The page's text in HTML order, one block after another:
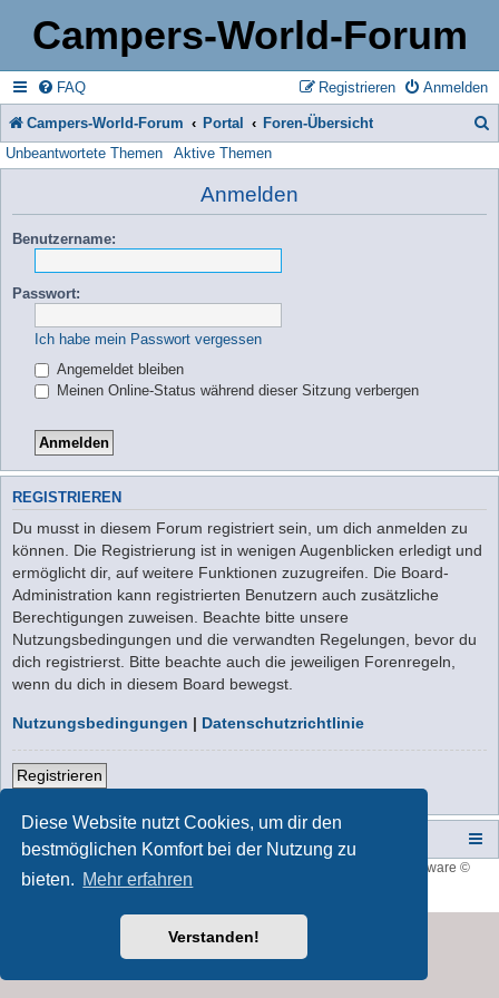
Diese Website nutzt Cookies, um dir den
bestmöglichen Komfort bei der Nutzung zu
bieten. Mehr erfahren
Verstanden!
Campers-World-Forum
FAQ Anmelden
Registrieren
Campers-World-Forum Portal Foren-Übersicht
Unbeantwortete Themen Aktive Themen
Anmelden
Benutzername:
Passwort:
Ich habe mein Passwort vergessen
Angemeldet bleiben
Meinen Online-Status während dieser Sitzung verbergen
REGISTRIEREN
Du musst in diesem Forum registriert sein, um dich anmelden zu
können. Die Registrierung ist in wenigen Augenblicken erledigt und
ermöglicht dir, auf weitere Funktionen zuzugreifen. Die Board-
Administration kann registrierten Benutzern auch zusätzliche
Berechtigungen zuweisen. Beachte bitte unsere
Nutzungsbedingungen und die verwandten Regelungen, bevor du
dich registrierst. Bitte beachte auch die jeweiligen Forenregeln,
wenn du dich in diesem Board bewegst.
Nutzungsbedingungen | Datenschutzrichtlinie
Registrieren
Campers-World-Forum Portal Foren-Übersicht
® Forum Software ©